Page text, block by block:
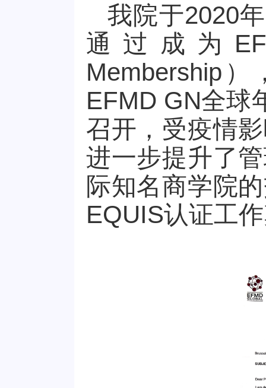
我院于2020
通过成为
Membership
EFMD GN全球
召开，受疫情
进一步提升了
际知名商学院
EQUIS认证工